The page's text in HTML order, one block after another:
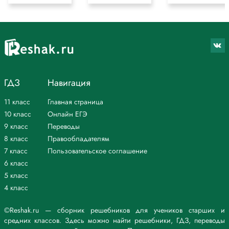
©Reshak.ru — сборник решебников для учеников старших и
средних классов. Здесь можно найти решебники, ГДЗ, переводы
ГДЗ
11 класс
10 класс
9 класс
8 класс
7 класс
6 класс
5 класс
4 класс
Навигация
Главная страница
Онлайн ЕГЭ
Переводы
Правообладателям
Пользовательское соглашение